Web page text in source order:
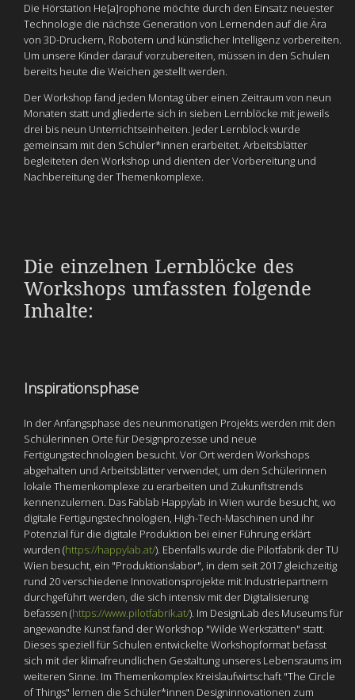
Die Hörstation He[a]rophone möchte durch den Einsatz neuester
Technologie die nächste Generation von Lernenden auf die Ära
von 3D-Druckern, Robotern und künstlicher Intelligenz vorbereiten.
Um unsere Kinder darauf vorzubereiten, müssen in den Schulen
bereits heute die Weichen gestellt werden.
Der Workshop fand jeden Montag über einen Zeitraum von neun
Monaten statt und gliederte sich in sieben Lernblöcke mit jeweils
drei bis neun Unterrichtseinheiten. Jeder Lernblock wurde
gemeinsam mit den Schüler*innen erarbeitet. Arbeitsblätter
begleiteten den Workshop und dienten der Vorbereitung und
Nachbereitung der Themenkomplexe.
Die einzelnen Lernblöcke des
Workshops umfassten folgende
Inhalte:
Inspirationsphase
In der Anfangsphase des neunmonatigen Projekts werden mit den
Schülerinnen Orte für Designprozesse und neue
Fertigungstechnologien besucht. Vor Ort werden Workshops
abgehalten und Arbeitsblätter verwendet, um den Schülerinnen
lokale Themenkomplexe zu erarbeiten und Zukunftstrends
kennenzulernen. Das Fablab Happylab in Wien wurde besucht, wo
digitale Fertigungstechnologien, High-Tech-Maschinen und ihr
Potenzial für die digitale Produktion bei einer Führung erklärt
wurden (https://happylab.at/). Ebenfalls wurde die Pilotfabrik der TU
Wien besucht, ein "Produktionslabor", in dem seit 2017 gleichzeitig
rund 20 verschiedene Innovationsprojekte mit Industriepartnern
durchgeführt werden, die sich intensiv mit der Digitalisierung
befassen (https://www.pilotfabrik.at/). Im DesignLab des Museums für
angewandte Kunst fand der Workshop "Wilde Werkstätten" statt.
Dieses speziell für Schulen entwickelte Workshopformat befasst
sich mit der klimafreundlichen Gestaltung unseres Lebensraums im
weiteren Sinne. Im Themenkomplex Kreislaufwirtschaft "The Circle
of Things" lernen die Schüler*innen Designinnovationen zum